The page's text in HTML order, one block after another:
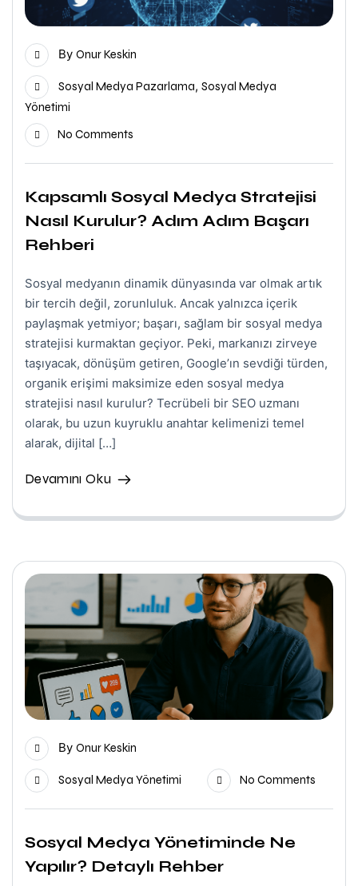
By Onur Keskin
Sosyal Medya Pazarlama, Sosyal Medya
Yönetimi
No Comments
Kapsamlı Sosyal Medya Stratejisi
Nasıl Kurulur? Adım Adım Başarı
Rehberi
Sosyal medyanın dinamik dünyasında var olmak artık
bir tercih değil, zorunluluk. Ancak yalnızca içerik
paylaşmak yetmiyor; başarı, sağlam bir sosyal medya
stratejisi kurmaktan geçiyor. Peki, markanızı zirveye
taşıyacak, dönüşüm getiren, Google’ın sevdiği türden,
organik erişimi maksimize eden sosyal medya
stratejisi nasıl kurulur? Tecrübeli bir SEO uzmanı
olarak, bu uzun kuyruklu anahtar kelimenizi temel
alarak, dijital […]
Devamını Oku
By Onur Keskin
Sosyal Medya Yönetimi No Comments
Sosyal Medya Yönetiminde Ne
Yapılır? Detaylı Rehber